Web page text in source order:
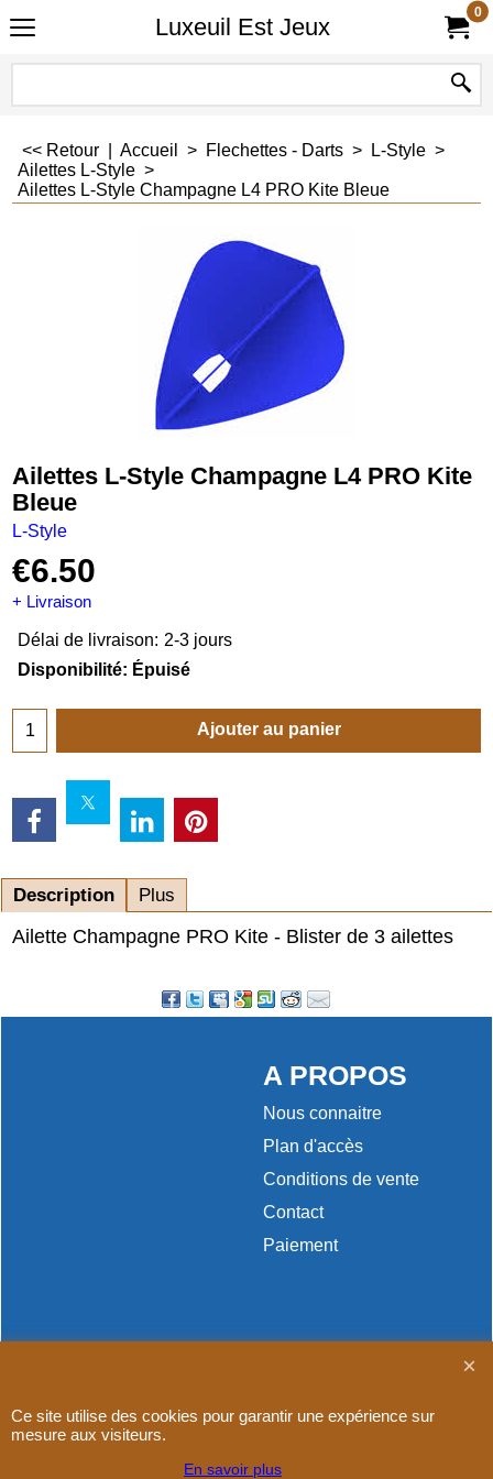
Luxeuil Est Jeux
0
<< Retour Accueil > Flechettes - Darts > L-Style >
Ailettes L-Style >
Ailettes L-Style Champagne L4 PRO Kite Bleue
Ailettes L-Style Champagne L4 PRO Kite
Bleue
L-Style
€6.50
+ Livraison
Délai de livraison: 2-3 jours
Disponibilité: Épuisé
Ajouter au panier
Description Plus
Ailette Champagne PRO Kite - Blister de 3 ailettes
A PROPOS
Nous connaitre
Plan d'accès
Conditions de vente
Contact
Paiement
Ce site utilise des cookies pour garantir une expérience sur
mesure aux visiteurs.
En savoir plus